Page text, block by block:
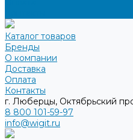
Каталог товаров
Бренды
О компании
Доставка
Оплата
Контакты
г. Люберцы, Октябрьский
8 800 101-59-97
info@wigit.ru